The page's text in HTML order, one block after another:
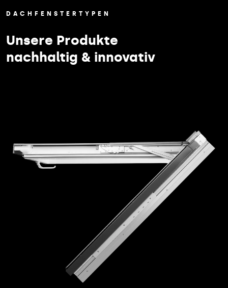
DACHFENSTERTYPEN
Unsere Produkte
nachhaltig & innovativ